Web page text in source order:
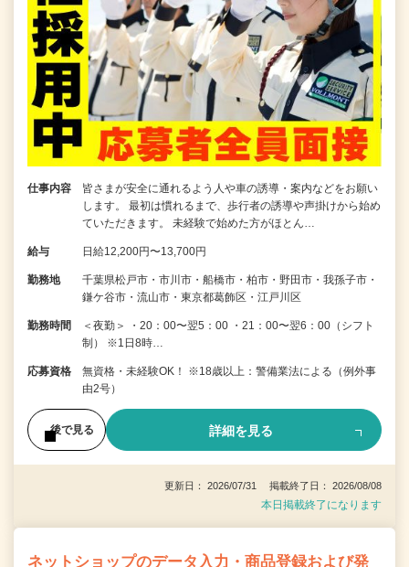
仕事内容
皆さまが安全に通れるよう人や車の誘導・案内などをお願い
します。 最初は慣れるまで、歩行者の誘導や声掛けから始め
ていただきます。 未経験で始めた方がほとん…
給与 日給12,200円〜13,700円
勤務地
千葉県松戸市・市川市・船橋市・柏市・野田市・我孫子市・
鎌ケ谷市・流山市・東京都葛飾区・江戸川区
勤務時間
＜夜勤＞ ・20：00〜翌5：00 ・21：00〜翌6：00（シフト
制） ※1日8時…
応募資格
無資格・未経験OK！ ※18歳以上：警備業法による（例外事
由2号）
後で見る 詳細を見る
更新日： 2026/07/31 掲載終了日： 2026/08/08
本日掲載終了になります
ネットショップのデータ入力・商品登録および発